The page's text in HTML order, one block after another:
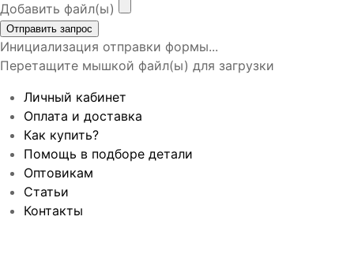
Добавить файл(ы)
Отправить запрос
Инициализация отправки формы...
Перетащите мышкой файл(ы) для загрузки
Личный кабинет
Оплата и доставка
Как купить?
Помощь в подборе детали
Оптовикам
Статьи
Контакты